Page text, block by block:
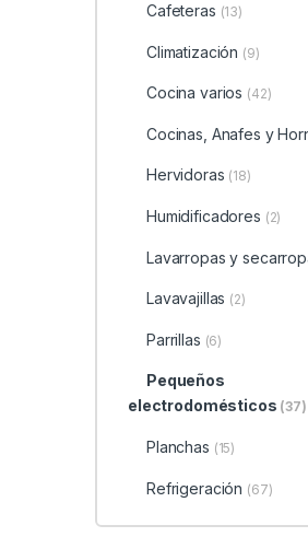
Cafeteras (13)
Climatización (9)
Cocina varios (42)
Cocinas, Anafes y
Hervidoras (18)
Humidificadores (2)
Lavarropas y
Lavavajillas (2)
Parrillas (6)
Pequeños
electrodomésticos (37)
Planchas (15)
Refrigeración (67)